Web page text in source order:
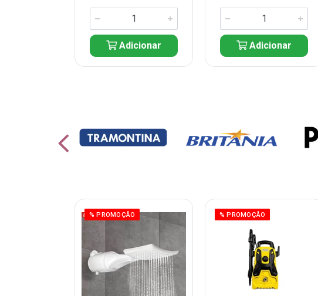
Adicionar Adicionar
% PROMOÇÃO % PROMOÇÃO